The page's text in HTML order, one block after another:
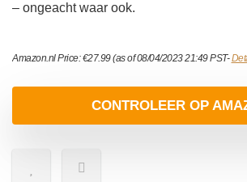
– ongeacht waar ook.
Amazon.nl Price:€27.99(as of 08/04/2023 21:49 PST-
CONTROLEER OP